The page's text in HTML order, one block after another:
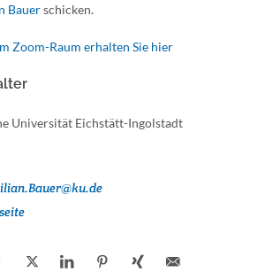
Bauerschicken.
Zoom-Raum erhalten Sie hier
Universität Eichstätt-Ingolstadt